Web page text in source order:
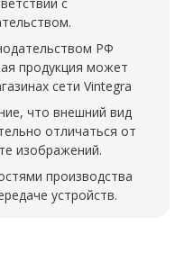
РФ
продукция может
сети Vintegra
что внешний вид
отличаться от
изображений.
производства
устройств.